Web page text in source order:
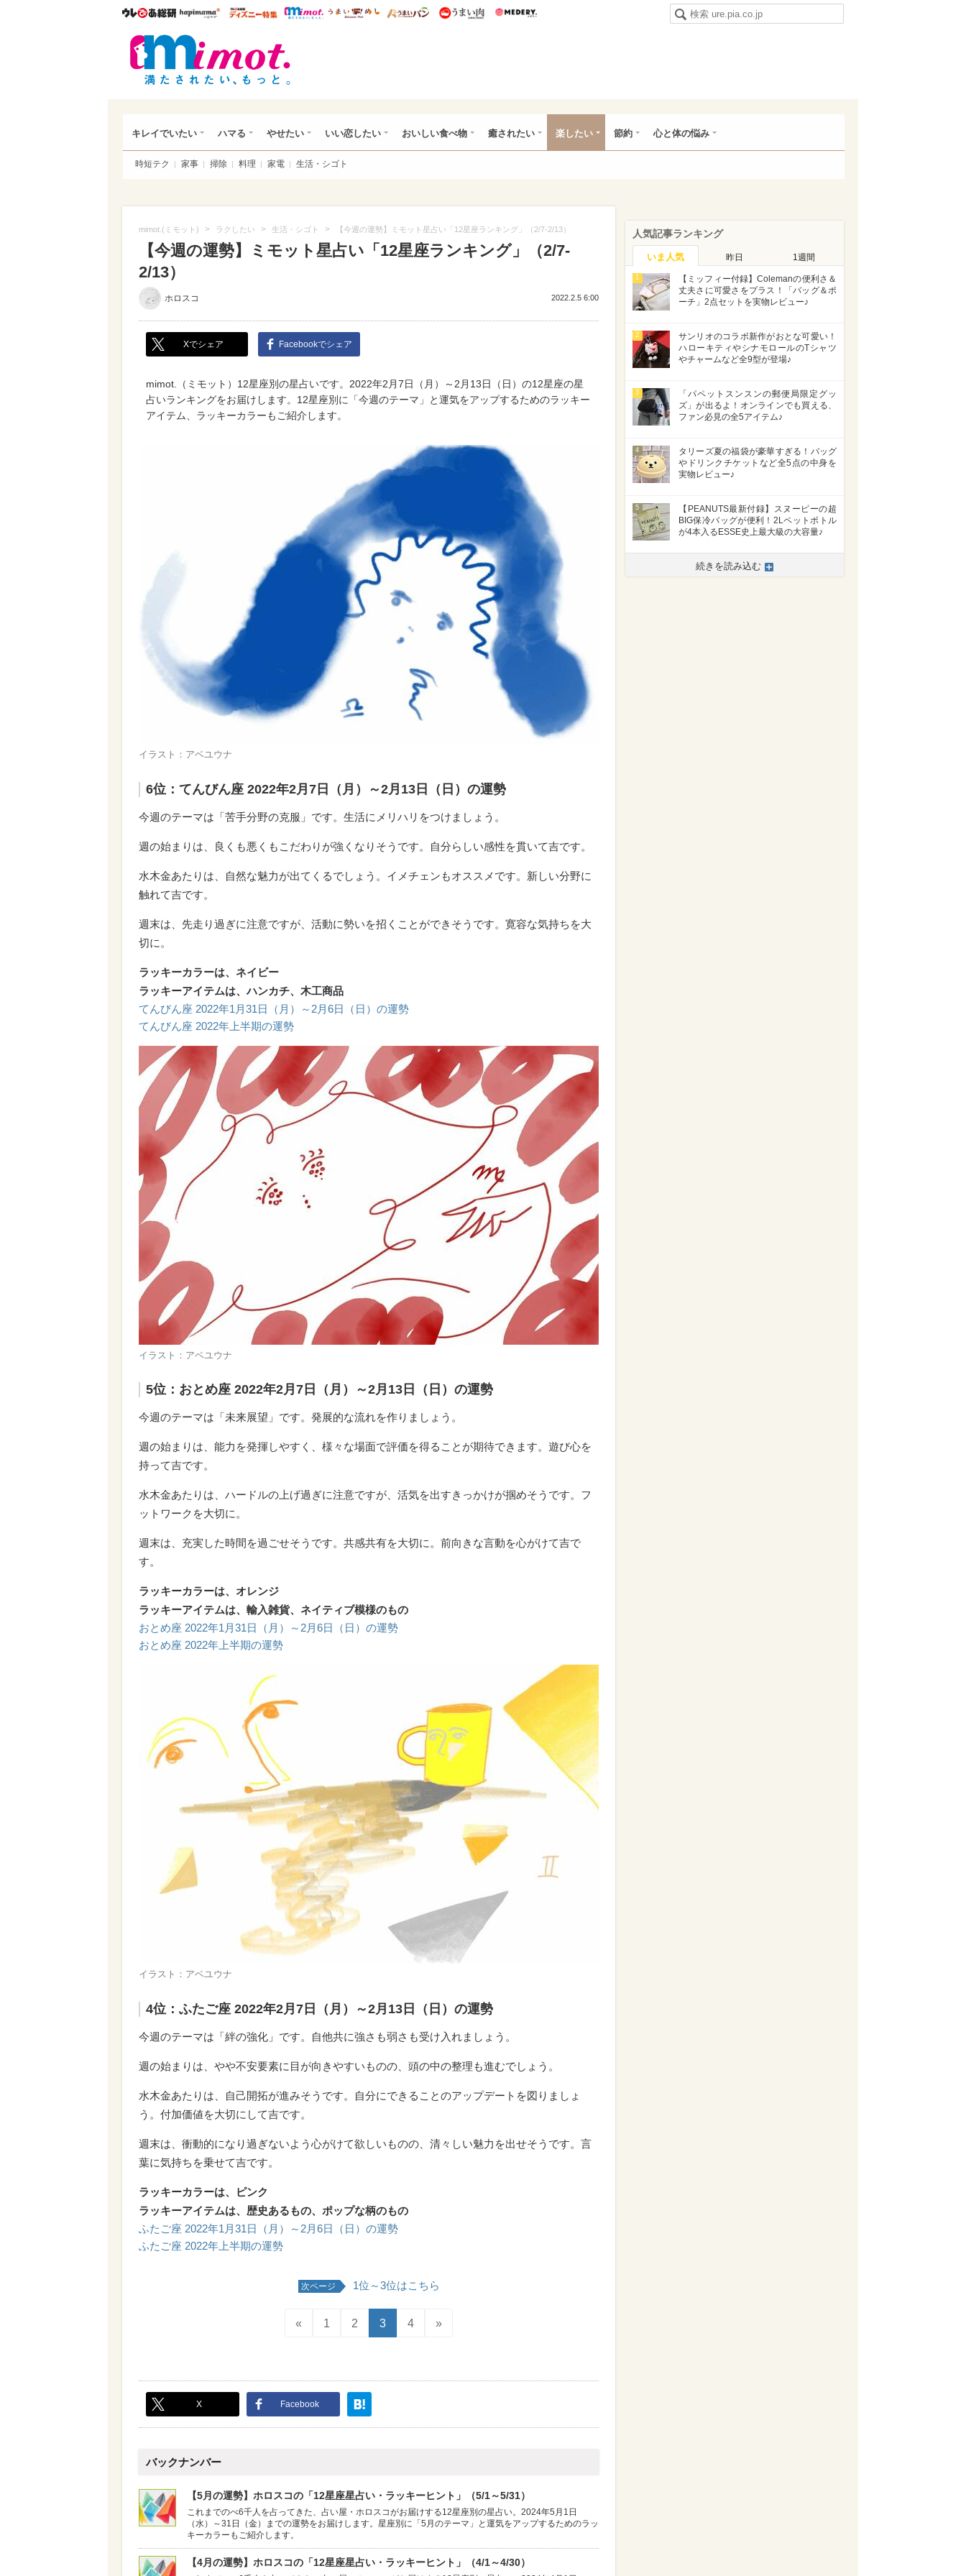
ウレぴあ総研ハピママ* ウレぴあ総研 ディズニー特集
mimot. うまいめし うまいパン うまい肉
キレイでいたい ハマる やせたい いい恋したい おいしい食べ物 癒されたい 楽したい 節約 心と体の悩み
時短テク 家事 掃除 料理 家電 生活・シゴト
mimot.(ミモット) > ラクしたい > 生活・シゴト > 【今週の運勢】ミモット星占い「12星座ランキング」（2/7-2/13）
【今週の運勢】ミモット星占い「12星座ランキング」（2/7-
2/13）
ホロスコ 2022.2.5 6:00
Xでシェア Facebookでシェア
mimot.（ミモット）12星座別の星占いです。2022年2月7日（月）～2月13日（日）の12星座の星
占いランキングをお届けします。12星座別に「今週のテーマ」と運気をアップするためのラッキー
アイテム、ラッキーカラーもご紹介します。
イラスト：アベユウナ
6位：てんびん座 2022年2月7日（月）～2月13日（日）の運勢
今週のテーマは「苦手分野の克服」です。生活にメリハリをつけましょう。
週の始まりは、良くも悪くもこだわりが強くなりそうです。自分らしい感性を貫いて吉です。
水木金あたりは、自然な魅力が出てくるでしょう。イメチェンもオススメです。新しい分野に
触れて吉です。
週末は、先走り過ぎに注意ですが、活動に勢いを招くことができそうです。寛容な気持ちを大
切に。
ラッキーカラーは、ネイビー
ラッキーアイテムは、ハンカチ、木工商品
てんびん座 2022年1月31日（月）～2月6日（日）の運勢
てんびん座 2022年上半期の運勢
イラスト：アベユウナ
5位：おとめ座 2022年2月7日（月）～2月13日（日）の運勢
今週のテーマは「未来展望」です。発展的な流れを作りましょう。
週の始まりは、能力を発揮しやすく、様々な場面で評価を得ることが期待できます。遊び心を
持って吉です。
水木金あたりは、ハードルの上げ過ぎに注意ですが、活気を出すきっかけが掴めそうです。フ
ットワークを大切に。
週末は、充実した時間を過ごせそうです。共感共有を大切に。前向きな言動を心がけて吉で
す。
ラッキーカラーは、オレンジ
ラッキーアイテムは、輸入雑貨、ネイティブ模様のもの
おとめ座 2022年1月31日（月）～2月6日（日）の運勢
おとめ座 2022年上半期の運勢
イラスト：アベユウナ
4位：ふたご座 2022年2月7日（月）～2月13日（日）の運勢
今週のテーマは「絆の強化」です。自他共に強さも弱さも受け入れましょう。
週の始まりは、やや不安要素に目が向きやすいものの、頭の中の整理も進むでしょう。
水木金あたりは、自己開拓が進みそうです。自分にできることのアップデートを図りましょ
う。付加価値を大切にして吉です。
週末は、衝動的になり過ぎないよう心がけて欲しいものの、清々しい魅力を出せそうです。言
葉に気持ちを乗せて吉です。
ラッキーカラーは、ピンク
ラッキーアイテムは、歴史あるもの、ポップな柄のもの
ふたご座 2022年1月31日（月）～2月6日（日）の運勢
ふたご座 2022年上半期の運勢
次ページ 1位～3位はこちら
« 1 2 3 4 »
X Facebook
バックナンバー
【5月の運勢】ホロスコの「12星座星占い・ラッキーヒント」（5/1～5/31）
これまでのべ6千人を占ってきた、占い屋・ホロスコがお届けする12星座別の星占い。2024年5月1日
（水）～31日（金）までの運勢をお届けします。星座別に「5月のテーマ」と運気をアップするためのラッ
キーカラーもご紹介します。
【4月の運勢】ホロスコの「12星座星占い・ラッキーヒント」（4/1～4/30）
人気記事ランキング
いま人気 昨日 1週間
1
【ミッフィー付録】Colemanの便利さ＆
丈夫さに可愛さをプラス！「バッグ＆ポ
ーチ」2点セットを実物レビュー♪
2
サンリオのコラボ新作がおとな可愛い！
ハローキティやシナモロールのTシャツ
やチャームなど全9型が登場♪
3
「パペットスンスンの郵便局限定グッ
ズ」が出るよ！オンラインでも買える、
ファン必見の全5アイテム♪
4
タリーズ夏の福袋が豪華すぎる！バッグ
やドリンクチケットなど全5点の中身を
実物レビュー♪
5
【PEANUTS最新付録】スヌーピーの超
BIG保冷バッグが便利！2Lペットボトル
が4本入るESSE史上最大級の大容量♪
続きを読み込む